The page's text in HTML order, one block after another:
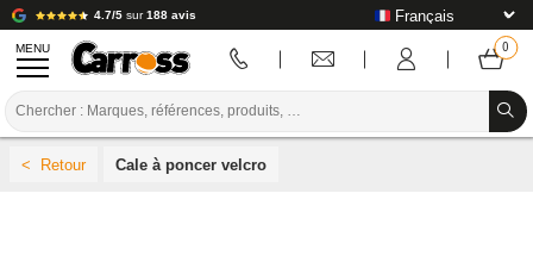
4.7/5 sur188 avis
MENU
Cale à poncer velcro